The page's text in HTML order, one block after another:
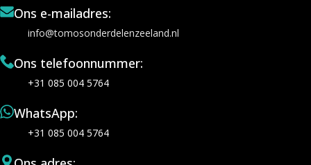
Ons e-mailadres:
info@tomosonderdelenzeeland.nl
Ons telefoonnummer:
+31 085 004 5764
WhatsApp:
+31 085 004 5764